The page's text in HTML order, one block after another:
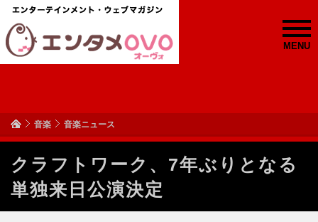
MENU
音楽 音楽ニュース
クラフトワーク、7年ぶりとなる
単独来日公演決定